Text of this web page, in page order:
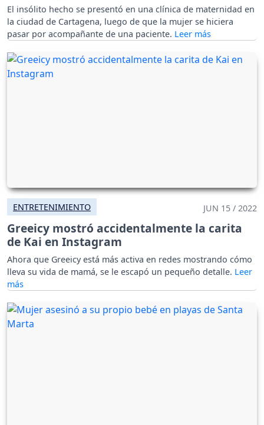
El insólito hecho se presentó en una clínica de maternidad en
la ciudad de Cartagena, luego de que la mujer se hiciera
pasar por acompañante de una paciente.
ENTRETENIMIENTO JUN 15 / 2022
Greeicy mostró accidentalmente la carita
de Kai en Instagram
Ahora que Greeicy está más activa en redes mostrando cómo
lleva su vida de mamá, se le escapó un pequeño detalle.